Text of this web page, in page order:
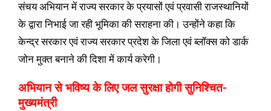
संचय अभियान में राज्य सरकार के प्रयासों एवं प्रवासी राजस्थानियों
के द्वारा निभाई जा रही भूमिका की सराहना की। उन्होंने कहा कि
केन्द्र सरकार एवं राज्य सरकार प्रदेश के जिला एवं ब्लॉक्स को डार्क
जोन मुक्त बनाने की दिशा में कार्य करेगी।
अभियान से भविष्य के लिए जल सुरक्षा होगी सुनिश्चित-
मुख्यमंत्री